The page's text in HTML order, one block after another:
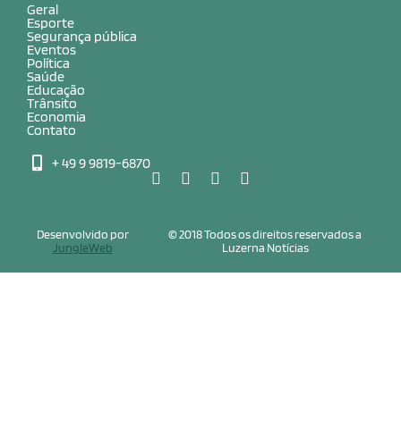
Geral
Esporte
Segurança pública
Eventos
Política
Saúde
Educação
Trânsito
Economia
Contato
+ 49 9 9819-6870
© 2018 Todos os direitos reservados a
Luzerna Notícias
Desenvolvido por
JungleWeb